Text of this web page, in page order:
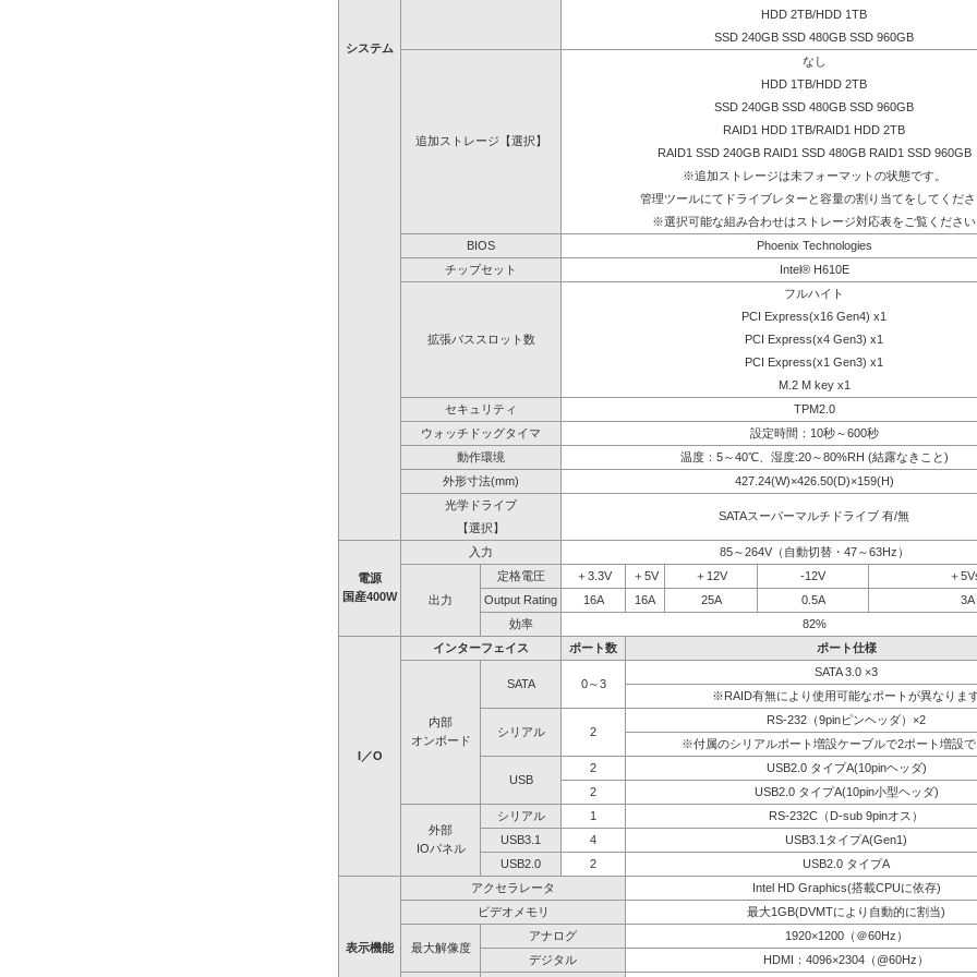
システム
HDD 2TB/HDD 1TB
SSD 240GB SSD 480GB SSD 960GB
追加ストレージ【選択】
なし
HDD 1TB/HDD 2TB
SSD 240GB SSD 480GB SSD 960GB
RAID1 HDD 1TB/RAID1 HDD 2TB
RAID1 SSD 240GB RAID1 SSD 480GB RAID1 SSD 960GB
※追加ストレージは未フォーマットの状態です。
管理ツールにてドライブレターと容量の割り当てをしてくだ
※選択可能な組み合わせはストレージ対応表をご覧ください
BIOS
Phoenix Technologies
チップセット
Intel® H610E
拡張バススロット数
フルハイト
PCI Express(x16 Gen4) x1
PCI Express(x4 Gen3) x1
PCI Express(x1 Gen3) x1
M.2 M key x1
セキュリティ
TPM2.0
ウォッチドッグタイマ
設定時間：10秒～600秒
動作環境
温度：5～40℃、湿度:20～80%RH (結露なきこと)
外形寸法(mm)
427.24(W)×426.50(D)×159(H)
光学ドライブ
SATAスーパーマルチドライブ 有/無
【選択】
電源
国産400W
入力 85～264V（自動切替・47～63Hz）
出力
定格電圧 ＋3.3V ＋5V ＋12V -12V
＋
Output Rating
16A 16A 25A 0.5A
3A
効率
82%
I／O
インターフェイス ポート数 ポート仕様
内部
オンボード
SATA 0～3
SATA 3.0 ×3
※RAID有無により使用可能なポートが異なりま
シリアル 2
RS-232（9pinピンヘッダ）×2
※付属のシリアルポート増設ケーブルで2ポート増設
USB
2
USB2.0 タイプA(10pinヘッダ)
2
USB2.0 タイプA(10pin小型ヘッダ)
外部
IOパネル
シリアル 1
RS-232C（D-sub 9pinオス）
USB3.1
4
USB3.1タイプA(Gen1)
USB2.0
2 USB2.0 タイプA
表示機能
アクセラレータ
Intel HD Graphics(搭載CPUに依存)
ビデオメモリ
最大1GB(DVMTにより自動的に割当)
最大解像度
アナログ
1920×1200（＠60Hz）
デジタル
HDMI：4096×2304（@60Hz）